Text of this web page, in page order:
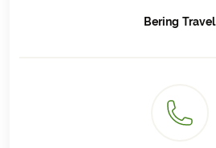
Bering Travel